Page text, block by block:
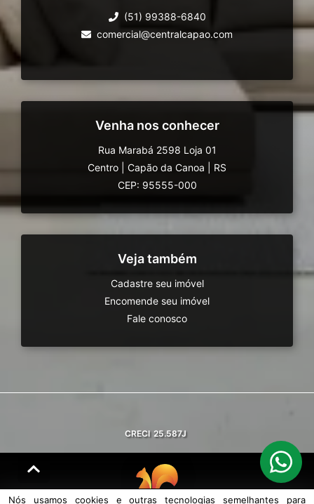
(51) 99388-6840
comercial@centralcapao.com
Venha nos conhecer
Rua Marabá 2598 Loja 01
Centro
Capão da Canoa
RS
CEP: 95555-000
Veja também
Cadastre seu imóvel
Encomende seu imóvel
Fale conosco
CRECI 25.587J
Nós usamos cookies e outras tecnologias semelhantes para